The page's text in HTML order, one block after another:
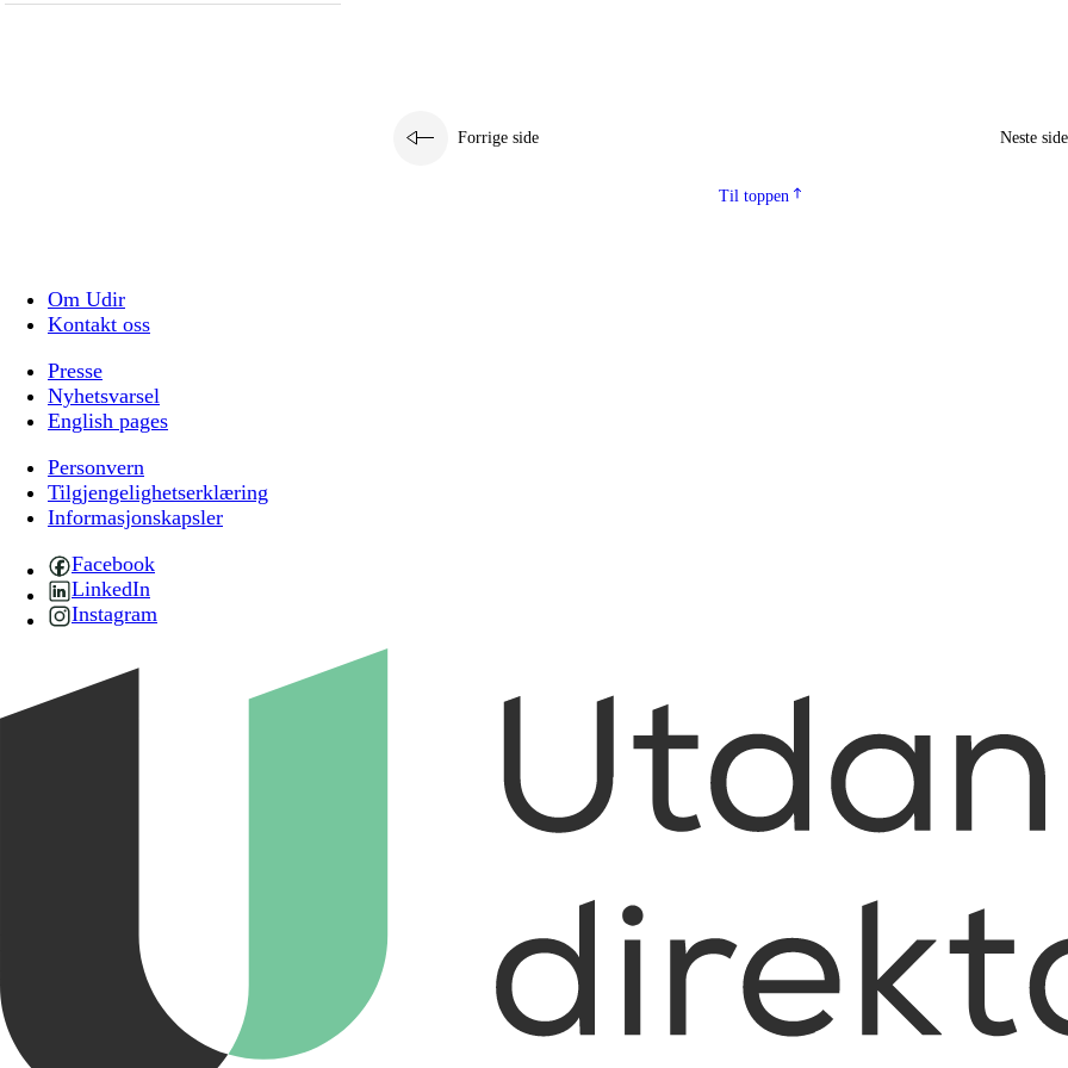
Forrige side Neste side
Til toppen
Om Udir
Kontakt oss
Presse
Nyhetsvarsel
English pages
Personvern
Tilgjengelighetserklæring
Informasjonskapsler
Facebook
LinkedIn
Instagram